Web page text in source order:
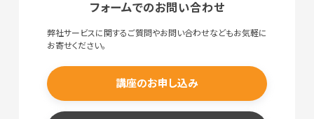
フォームでのお問い合わせ
弊社サービスに関するご質問やお問い合わせなどもお気軽に
お寄せください。
講座のお申し込み